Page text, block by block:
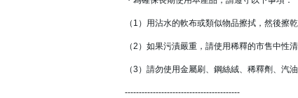
（1）用沾水的軟布或類似物品擦拭，然後擦
（2）如果污漬嚴重，請使用稀釋的市售中性
（3）請勿使用金屬刷、鋼絲絨、稀釋劑、汽油
-----------------------------------------